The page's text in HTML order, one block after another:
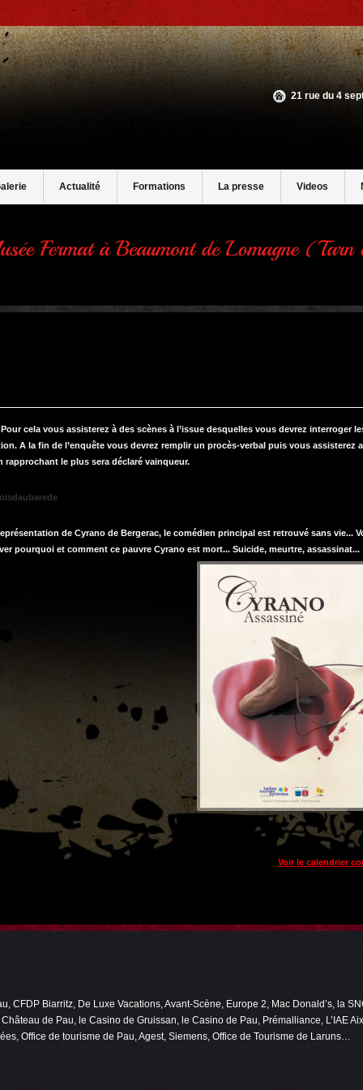
21 rue du 4
Actualité Formations La presse Videos
cela vous assisterez à des scènes à l’issue desquelles vous devrez interroger
A la fin de l’enquête vous devrez remplir un procès-verbal puis vous assisterez
rapprochant le plus sera déclaré vainqueur.
de Cyrano de Bergerac, le comédien principal est retrouvé sans vie...
pourquoi et comment ce pauvre Cyrano est mort... Suicide, meurtre, assassinat...
Voir le calendrier
CFDP Biarritz, De Luxe Vacations, Avant-Scène, Europe 2, Mac Donald’s, la
de Pau, le Casino de Gruissan, le Casino de Pau, Prémalliance, L’IAE
Office de tourisme de Pau, Agest, Siemens, Office de Tourisme de Laruns…